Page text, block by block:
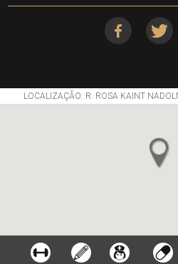
LOCALIZAÇÃO: R. ROSA KAINT